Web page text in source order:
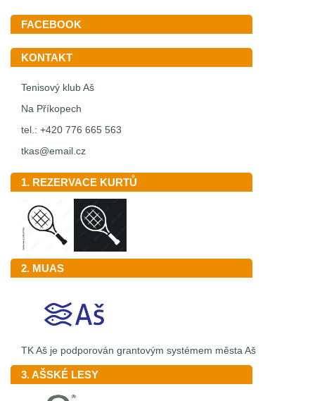
FACEBOOK
KONTAKT
Tenisový klub Aš
Na Příkopech
tel.: +420 776 665 563
tkas@email.cz
1. REZERVACE KURTŮ
2. MUAS
TK Aš je podporován grantovým systémem města Aš
3. AŠSKÉ LESY